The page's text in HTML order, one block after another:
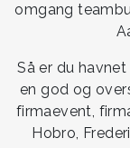
omgang
Så er du
en god og
firmaevent,
Hobro,